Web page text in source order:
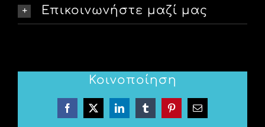
Επικοινωνήστε μαζί μας
Κοινοποίηση
Facebook
X LinkedInTumblrPinterestEmail